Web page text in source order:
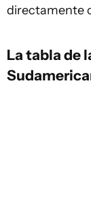
directamente
La tabla de